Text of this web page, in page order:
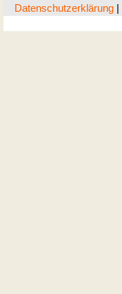
Datenschutzerklärung |